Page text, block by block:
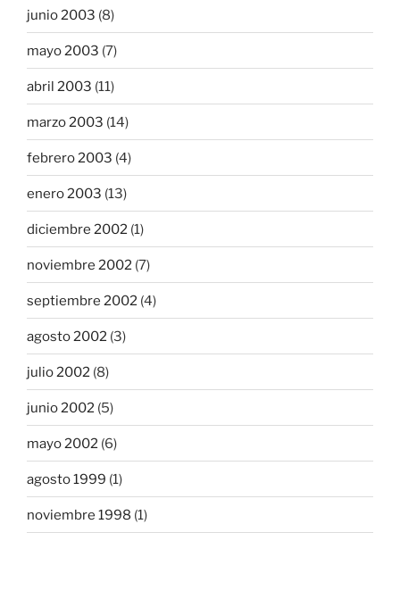
junio 2003 (8)
mayo 2003 (7)
abril 2003 (11)
marzo 2003 (14)
febrero 2003 (4)
enero 2003 (13)
diciembre 2002 (1)
noviembre 2002 (7)
septiembre 2002 (4)
agosto 2002 (3)
julio 2002 (8)
junio 2002 (5)
mayo 2002 (6)
agosto 1999 (1)
noviembre 1998 (1)